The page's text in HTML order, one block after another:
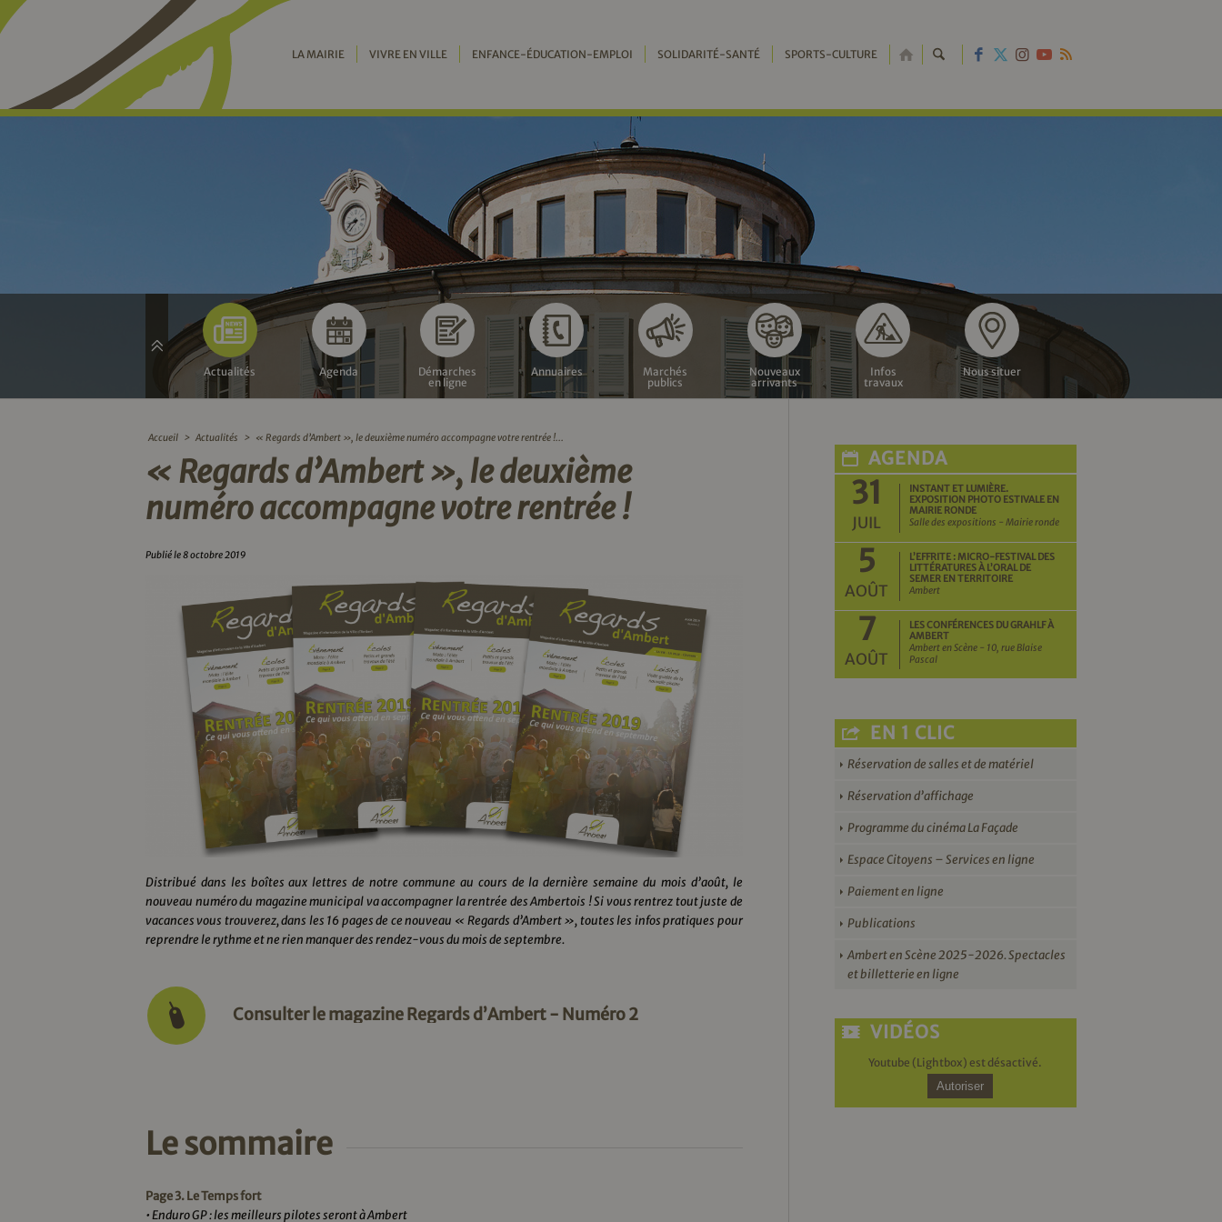
LA MAIRIE VIVRE EN VILLE ENFANCE-ÉDUCATION-EMPLOI SOLIDARITÉ-SANTÉ SPORTS-CULTURE RETOUR
Actualités Agenda
Démarches
en ligne
Annuaires
Marchés
publics
Nouveaux
arrivants
Infos
travaux
Nous situer
Accueil > Actualités > « Regards d’Ambert », le deuxième numéro accompagne votre rentrée !...
« Regards d’Ambert », le deuxième
numéro accompagne votre rentrée !
Publié le 8 octobre 2019
Distribué dans les boîtes aux lettres de notre commune au cours de la dernière semaine du mois d’août, le
nouveau numéro du magazine municipal va accompagner la rentrée des Ambertois ! Si vous rentrez tout juste de
vacances vous trouverez, dans les 16 pages de ce nouveau « Regards d’Ambert », toutes les infos pratiques pour
reprendre le rythme et ne rien manquer des rendez-vous du mois de septembre.
Consulter le magazine Regards d’Ambert - Numéro 2
Le sommaire
Page 3. Le Temps fort
• Enduro GP : les meilleurs pilotes seront à Ambert
AGENDA
31
JUIL
INSTANT ET LUMIÈRE.
EXPOSITION PHOTO ESTIVALE EN
MAIRIE RONDE
Salle des expositions - Mairie ronde
5
AOÛT
L’EFFRITE : MICRO-FESTIVAL DES
LITTÉRATURES À L’ORAL DE
SEMER EN TERRITOIRE
Ambert
7
AOÛT
LES CONFÉRENCES DU GRAHLF À
AMBERT
Ambert en Scène - 10, rue Blaise
Pascal
EN 1 CLIC
Réservation de salles et de matériel
Réservation d’affichage
Programme du cinéma La Façade
Espace Citoyens – Services en ligne
Paiement en ligne
Publications
Ambert en Scène 2025-2026. Spectacles
et billetterie en ligne
VIDÉOS
Youtube (Lightbox) est désactivé.
Autoriser